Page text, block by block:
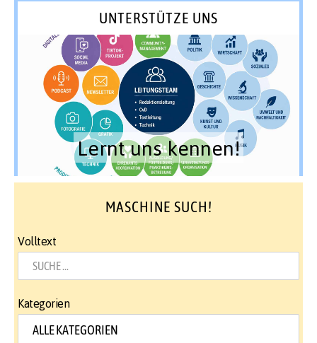
UNTERSTÜTZE UNS
Lernt uns kennen!
MASCHINE SUCH!
Volltext
Kategorien